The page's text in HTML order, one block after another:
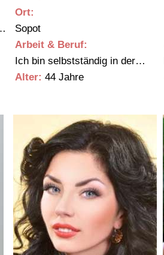
Ort:
Sopot
Arbeit & Beruf:
Ich bin selbstständig in der…
Alter: 44 Jahre